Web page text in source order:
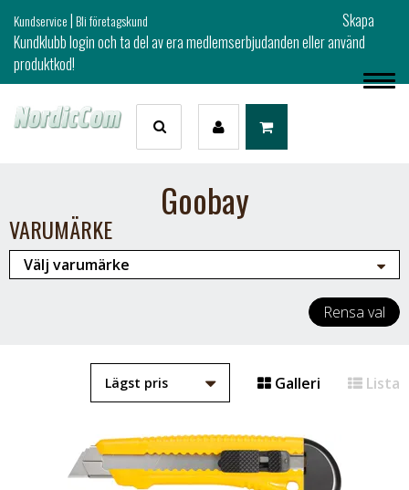
Kundservice|Bli företagskund
Skapa
Kundklubb login och ta del av era medlemserbjudanden eller använd
produktkod!
Goobay
VARUMÄRKE
Rensa val
Galleri Lista